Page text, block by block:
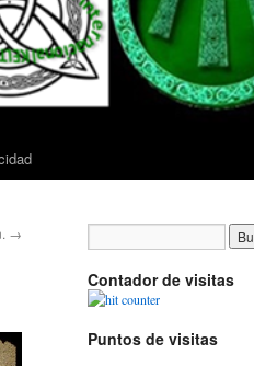
→
Contador de visitas
Puntos de visitas